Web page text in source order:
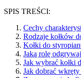
SPIS TREŚCI:
Cechy
Rodzaje kołków
Kołki do
Jaką rolę
Jak wybrać kołki
Jak dobrać